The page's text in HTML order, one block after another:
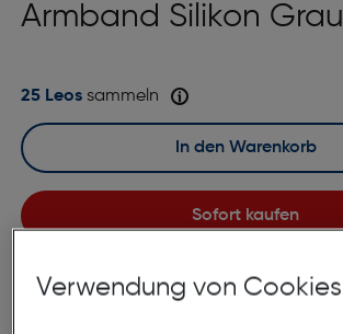
Armband Silikon Grau
25 Leossammeln
Sofort kaufen
In den Warenkorb
vergleichen
Verwendung von Cookies